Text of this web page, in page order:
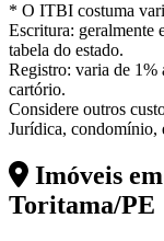
* O ITBI costuma
Escritura: geralmente
tabela do estado.
Registro: varia de 1%
cartório.
Considere outros
Jurídica, condomínio,
Imóveis
Toritama/PE